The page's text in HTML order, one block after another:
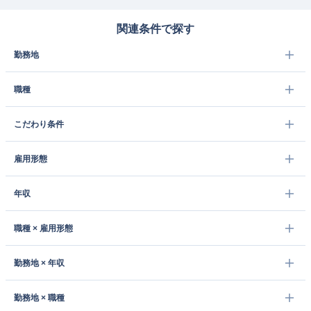
関連条件で探す
勤務地
職種
こだわり条件
雇用形態
年収
職種 × 雇用形態
勤務地 × 年収
勤務地 × 職種